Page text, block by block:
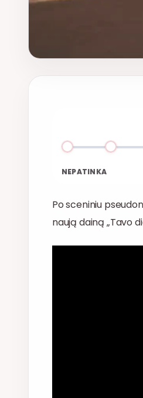
NEPATINKA
Po sceniniu
naują dainą „Tavo